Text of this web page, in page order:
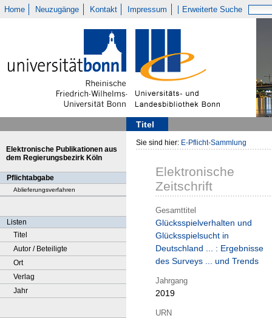
Home Neuzugänge Kontakt Impressum Erweiterte Suche
Titel
Elektronische Publikationen aus
dem Regierungsbezirk Köln
Pflichtabgabe
Ablieferungsverfahren
Listen
Titel
Autor / Beteiligte
Ort
Verlag
Jahr
Sie sind hier: E-Pflicht-Sammlung
Elektronische
Zeitschrift
Gesamttitel
Glücksspielverhalten und
Glücksspielsucht in
Deutschland ... : Ergebnisse
des Surveys ... und Trends
Jahrgang
2019
URN